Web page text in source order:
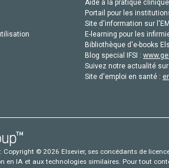
Aide à la pratique
Portail pour les
Site d'information sur
E-learning pour les
Bibliothèque d'e-books
Blog special IFSI :
Suivez notre actualité
Site d'emploi en santé :
Copyright © 2026 Elsevier, ses concédants de
en IA et aux technologies similaires. Pour tout